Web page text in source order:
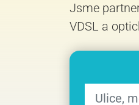
Jsme
VDSL a